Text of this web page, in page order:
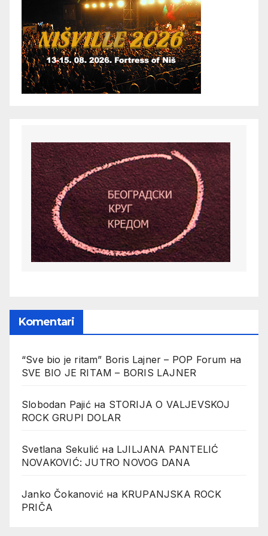
Komentari
“Sve bio je ritam” Boris Lajner – POP Forum на
SVE BIO JE RITAM – BORIS LAJNER
Slobodan Pajićна STORIJA O VALJEVSKOJ
ROCK GRUPI DOLAR
Svetlana Sekulić на LJILJANA PANTELIĆ
NOVAKOVIĆ: JUTRO NOVOG DANA
Janko Čokanović на KRUPANJSKA ROCK
PRIČA